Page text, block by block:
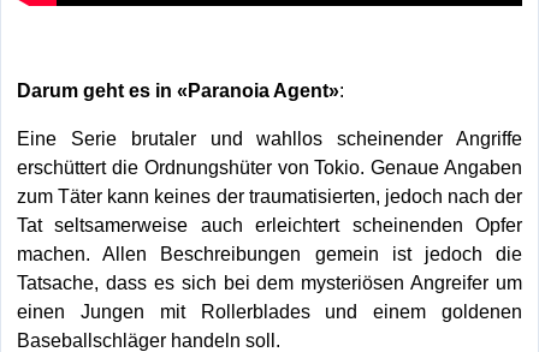
Darum geht es in «Paranoia Agent»:
Eine Serie brutaler und wahllos scheinender Angriffe
erschüttert die Ordnungshüter von Tokio. Genaue Angaben
zum Täter kann keines der traumatisierten, jedoch nach der
Tat seltsamerweise auch erleichtert scheinenden Opfer
machen. Allen Beschreibungen gemein ist jedoch die
Tatsache, dass es sich bei dem mysteriösen Angreifer um
einen Jungen mit Rollerblades und einem goldenen
Baseballschläger handeln soll.